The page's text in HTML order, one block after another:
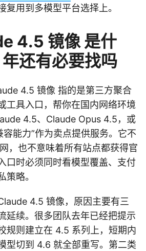
复用到多模型平台选择上。
4.5 镜像 是什
还有必要找吗
4.5 镜像 指的是第三方聚合
工具入口，帮你在国内网络环境
4.5、Claude Opus 4.5，或
能力”作为卖点提供服务。它不
，也不意味着所有站点都获得官
口时必须同时看模型覆盖、支付
策略。
4.5 镜像，原因主要有三
延续。很多团队去年已经把提示
规则建立在 4.5 系列上，短期内
型切到 4.6 就全部重写。第二类